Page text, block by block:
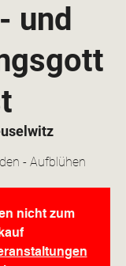
und
- Aufblühen
nicht zum